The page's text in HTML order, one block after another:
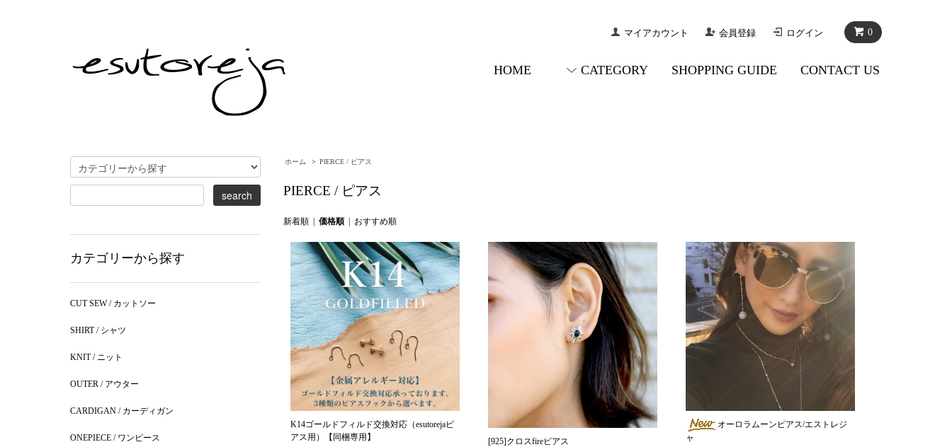
0
マイアカウント 会員登録 ログイン
HOME CATEGORY SHOPPING GUIDE CONTACT US
ホーム > PIERCE / ピアス
PIERCE / ピアス
新着順| 価格順| おすすめ順
K14ゴールドフィルド交換対応（esutorejaピ
アス用）【同梱専用】
[925]クロスfireピアス
オーロラムーンピアス/エストレジ
ャ
カテゴリーから探す
CUT SEW / カットソー
SHIRT / シャツ
KNIT / ニット
OUTER / アウター
CARDIGAN / カーディガン
ONEPIECE / ワンピース